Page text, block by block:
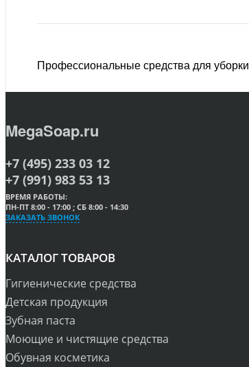
Профессиональные средства для уборки
MegaSoap.ru
+7 (495) 233 03 12
+7 (991) 983 53 13
ВРЕМЯ РАБОТЫ:
ПН-ПТ 8:00 - 17:00 ; СБ 8:00 - 14:30
ЗАКАЗАТЬ ЗВОНОК
КАТАЛОГ ТОВАРОВ
Гигиенические средства
Детская продукция
Зубная паста
Моющие и чистящие средства
Обувная косметика